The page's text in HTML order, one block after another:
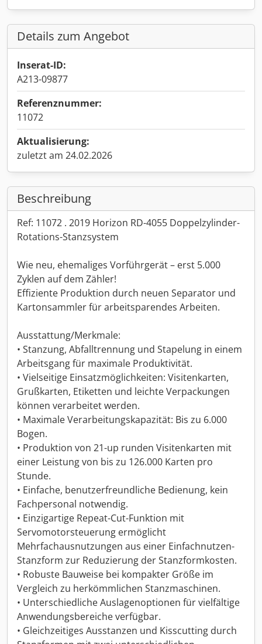
Details zum Angebot
Inserat-ID:
A213-09877
Referenznummer:
11072
Aktualisierung:
zuletzt am 24.02.2026
Beschreibung
Ref: 11072 . 2019 Horizon RD-4055 Doppelzylinder-
Rotations-Stanzsystem
Wie neu, ehemaliges Vorführgerät – erst 5.000
Zyklen auf dem Zähler!
Effiziente Produktion durch neuen Separator und
Kartonsammler für arbeitsparendes Arbeiten.
Ausstattung/Merkmale:
• Stanzung, Abfalltrennung und Stapelung in einem
Arbeitsgang für maximale Produktivität.
• Vielseitige Einsatzmöglichkeiten: Visitenkarten,
Grußkarten, Etiketten und leichte Verpackungen
können verarbeitet werden.
• Maximale Verarbeitungskapazität: Bis zu 6.000
Bogen.
• Produktion von 21-up runden Visitenkarten mit
einer Leistung von bis zu 126.000 Karten pro
Stunde.
• Einfache, benutzerfreundliche Bedienung, kein
Fachpersonal notwendig.
• Einzigartige Repeat-Cut-Funktion mit
Servomotorsteuerung ermöglicht
Mehrfachausnutzungen aus einer Einfachnutzen-
Stanzform zur Reduzierung der Stanzformkosten.
• Robuste Bauweise bei kompakter Größe im
Vergleich zu herkömmlichen Stanzmaschinen.
• Unterschiedliche Auslagenoptionen für vielfältige
Anwendungsbereiche verfügbar.
• Gleichzeitiges Ausstanzen und Kisscutting durch